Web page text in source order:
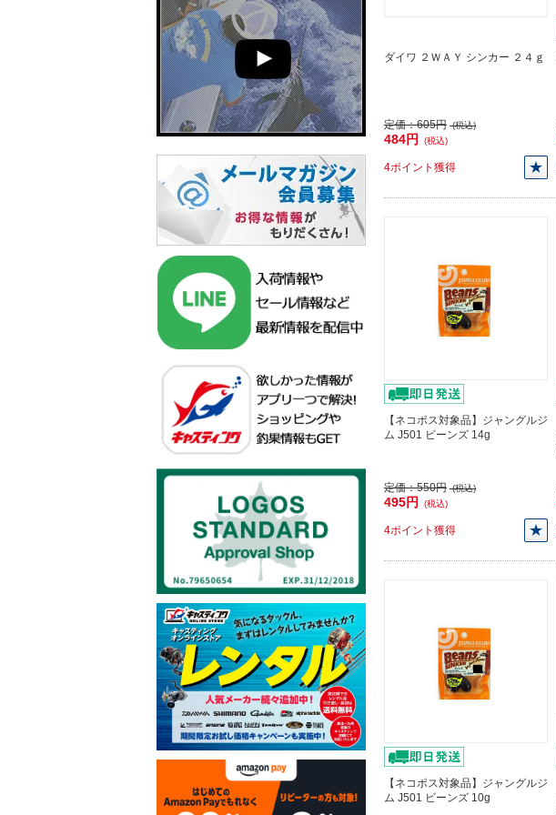
ダイワ ２ＷＡＹ シンカー ２４ｇ
定価：605円 (税込)
484円 (税込)
4ポイント獲得
【ネコポス対象品】ジャングルジ
ム J501 ビーンズ 14g
定価：550円 (税込)
495円 (税込)
4ポイント獲得
【ネコポス対象品】ジャングルジ
ム J501 ビーンズ 10g